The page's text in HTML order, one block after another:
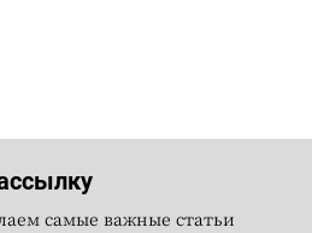
самые важные статьи